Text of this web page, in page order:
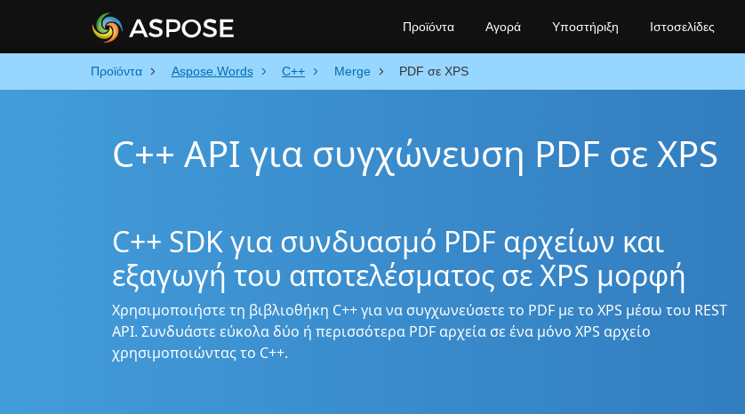
Προϊόντα Aspose.Words C++ Merge PDF σε XPS
C++ API για συγχώνευση PDF σε XPS
C++ SDK για συνδυασμό PDF αρχείων και
εξαγωγή του αποτελέσματος σε XPS μορφή
Χρησιμοποιήστε τη βιβλιοθήκη C++ για να συγχωνεύσετε το PDF με το XPS μέσω του REST
API. Συνδυάστε εύκολα δύο ή περισσότερα PDF αρχεία σε ένα μόνο XPS αρχείο
χρησιμοποιώντας το C++.
Προϊόντα Αγορά Υποστήριξη Ιστοσελίδες